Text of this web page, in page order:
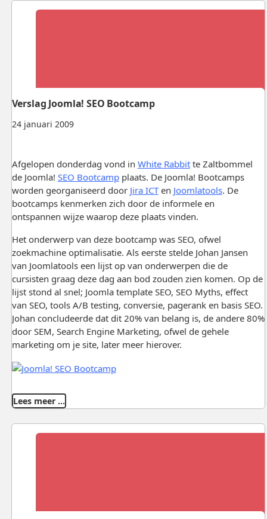
24 januari 2009
Verslag Joomla! SEO Bootcamp
Afgelopen donderdag vond in White Rabbitte Zaltbommel
de Joomla! SEO Bootcampplaats. De Joomla! Bootcamps
worden georganiseerd door Jira ICTen Joomlatools. De
bootcamps kenmerken zich door de informele en
ontspannen wijze waarop deze plaats vinden.
Het onderwerp van deze bootcamp was SEO, ofwel
zoekmachine optimalisatie. Als eerste stelde Johan Jansen
van Joomlatools een lijst op van onderwerpen die de
cursisten graag deze dag aan bod zouden zien komen. Op de
lijst stond al snel; Joomla template SEO, SEO Myths, effect
van SEO, tools A/B testing, conversie, pagerank en basis SEO.
Johan concludeerde dat dit 20% van belang is, de andere 80%
door SEM, Search Engine Marketing, ofwel de gehele
marketing om je site, later meer hierover.
Lees meer …